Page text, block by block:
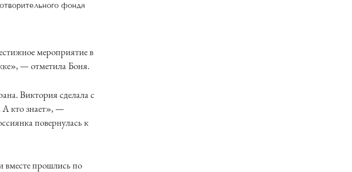
фонда
мероприятие в
— отметила Боня.
Виктория сделала с
кто знает», —
повернулась к
вместе прошлись по